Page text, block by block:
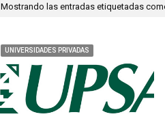
Mostrando las entradas etiquetadas
UNIVERSIDADES PRIVADAS